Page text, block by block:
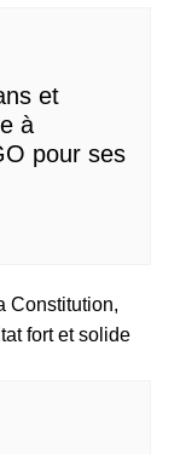
et
à
pour ses